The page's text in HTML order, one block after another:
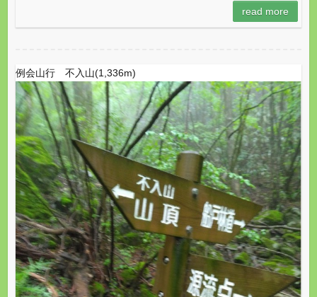
read more
例会山行 不入山(1,336m)